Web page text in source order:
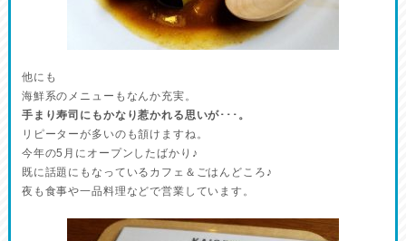
他にも
海鮮系のメニューもなんか充実。
手まり寿司にもかなり惹かれる思いが･･･。
リピーターが多いのも頷けますね。
今年の5月にオープンしたばかり♪
既に話題にもなっているカフェ＆ごはんどころ♪
夜も食事や一品料理などで営業しています。